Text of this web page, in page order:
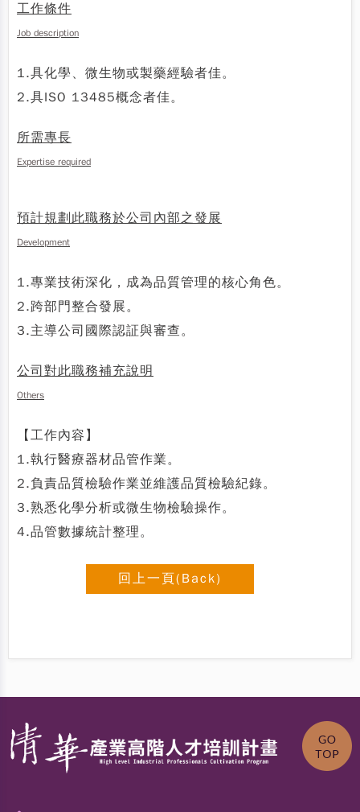
工作條件
Job description
1.具化學、微生物或製藥經驗者佳。
2.具ISO 13485概念者佳。
所需專長
Expertise required
預計規劃此職務於公司內部之發展
Development
1.專業技術深化，成為品質管理的核心角色。
2.跨部門整合發展。
3.主導公司國際認証與審查。
公司對此職務補充說明
Others
【工作內容】
1.執行醫療器材品管作業。
2.負責品質檢驗作業並維護品質檢驗紀錄。
3.熟悉化學分析或微生物檢驗操作。
4.品管數據統計整理。